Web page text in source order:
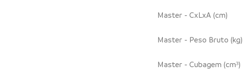
Master - CxLxA (cm)
Master - Peso Bruto (kg)
Master - Cubagem (cm³)